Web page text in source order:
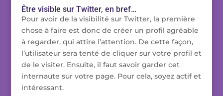
Être visible sur Twitter, en bref…
Pour avoir de la visibilité sur Twitter, la première
chose à faire est donc de créer un profil agréable
à regarder, qui attire l’attention. De cette façon,
l’utilisateur sera tenté de cliquer sur votre profil et
de le visiter. Ensuite, il faut savoir garder cet
internaute sur votre page. Pour cela, soyez actif et
intéressant.